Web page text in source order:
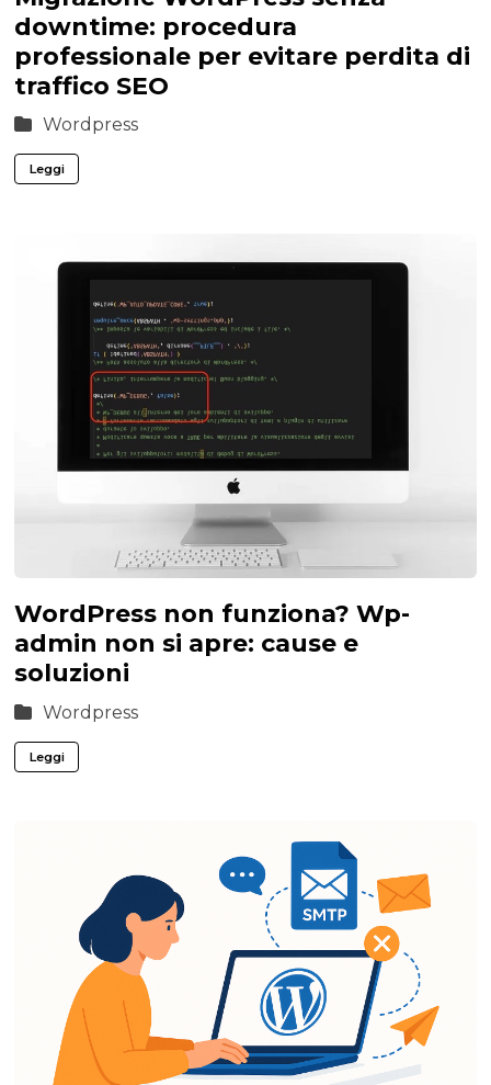
downtime: procedura
professionale per evitare perdita di
traffico SEO
Wordpress
Leggi
WordPress non funziona? Wp-
admin non si apre: cause e
soluzioni
Wordpress
Leggi